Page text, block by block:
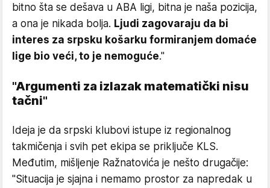
bitno šta se dešava u ABA ligi, bitna je naša pozicija,
a ona je nikada bolja. Ljudi zagovaraju da bi
interes za srpsku košarku formiranjem domaće
lige bio veći, to je nemoguće."
"Argumenti za izlazak matematički nisu
tačni"
Ideja je da srpski klubovi istupe iz regionalnog
takmičenja i svih pet ekipa se priključe KLS.
Međutim, mišljenje Ražnatovića je nešto drugačije:
"Situacija je sjajna i nemamo prostor za napredak u